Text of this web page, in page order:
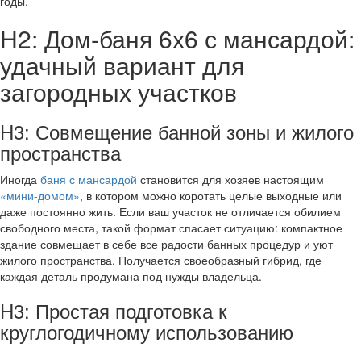
H2: Дом-баня 6х6 с мансардой:
удачный вариант для
загородных участков
H3: Совмещение банной зоны и жилого
пространства
Иногда баня с мансардой становится для хозяев настоящим
«мини-домом», в котором можно коротать целые выходные или
даже постоянно жить. Если ваш участок не отличается обилием
свободного места, такой формат спасает ситуацию: компактное
здание совмещает в себе все радости банных процедур и уют
жилого пространства. Получается своеобразный гибрид, где
каждая деталь продумана под нужды владельца.
H3: Простая подготовка к
круглогодичному использованию